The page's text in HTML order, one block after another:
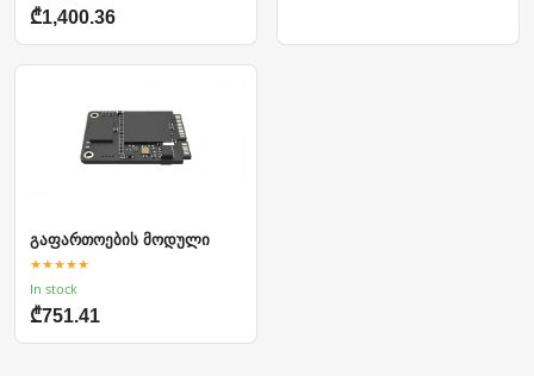
₾1,400.36
გაფართოების მოდული
★★★★★
In stock
₾751.41